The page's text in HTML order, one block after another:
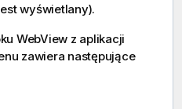
wyświetlany).
WebView z aplikacji
zawiera następujące